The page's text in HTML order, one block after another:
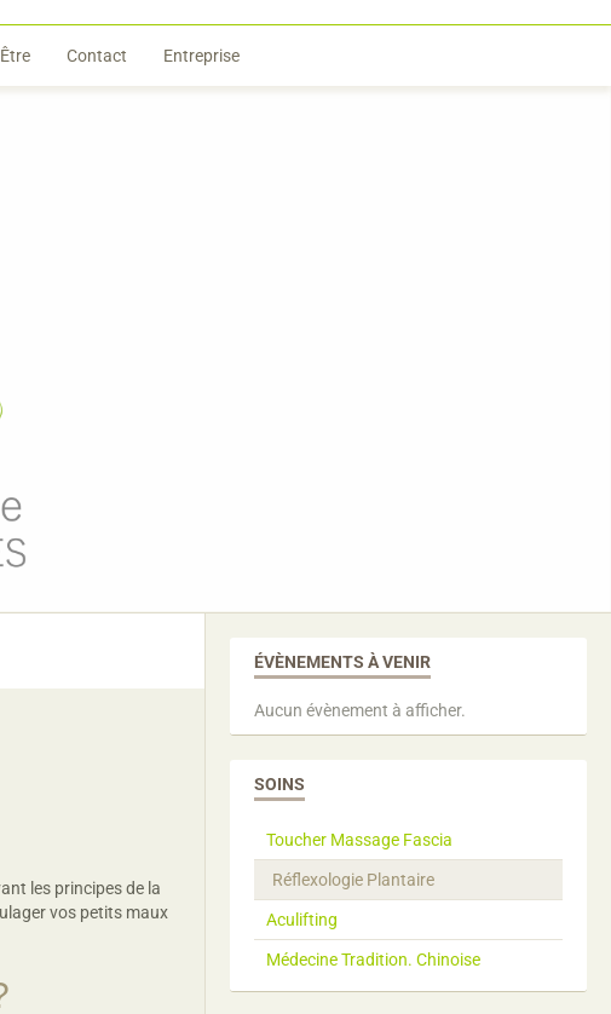
Contact Entreprise
les principes de la
vos petits maux
ÉVÈNEMENTS À VENIR
Aucun évènement à afficher.
SOINS
Toucher Massage Fascia
Réflexologie Plantaire
Aculifting
Médecine Tradition. Chinoise